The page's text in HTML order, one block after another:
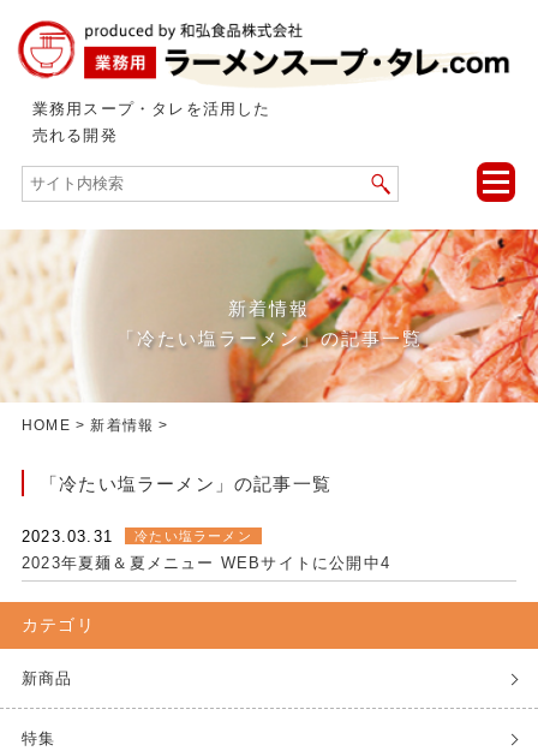
業務用スープ・タレを活用した
売れる開発
toggle
新着情報
「冷たい塩ラーメン」の記事一覧
HOME >新着情報 >
「冷たい塩ラーメン」の記事一覧
2023.03.31 冷たい塩ラーメン
2023年夏麺＆夏メニュー WEBサイトに公開中4
カテゴリ
新商品
特集